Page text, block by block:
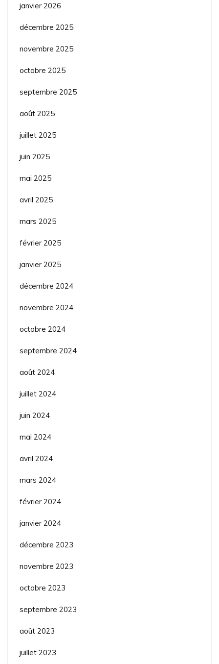
janvier 2026
décembre 2025
novembre 2025
octobre 2025
septembre 2025
août 2025
juillet 2025
juin 2025
mai 2025
avril 2025
mars 2025
février 2025
janvier 2025
décembre 2024
novembre 2024
octobre 2024
septembre 2024
août 2024
juillet 2024
juin 2024
mai 2024
avril 2024
mars 2024
février 2024
janvier 2024
décembre 2023
novembre 2023
octobre 2023
septembre 2023
août 2023
juillet 2023